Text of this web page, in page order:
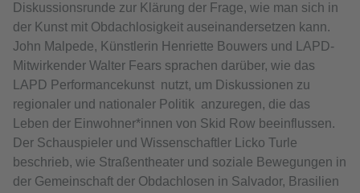
Diskussionsrunde zur Klärung der Frage, wie man sich in
der Kunst mit Obdachlosigkeit auseinandersetzen kann.
John Malpede, Künstlerin Henriette Bouwers und LAPD-
Mitwirkender Walter Fears sprachen darüber, wie das
LAPD Performancekunst nutzt, um Diskussionen zu
regionaler und nationaler Politik anzuregen, die das
Leben der Einwohner*innen von Skid Row beeinflussen.
Der Schauspieler und Wissenschaftler Licko Turle
beschrieb, wie Straßentheater und soziale Bewegungen in
der Gemeinschaft der Obdachlosen in Salvador, Brasilien